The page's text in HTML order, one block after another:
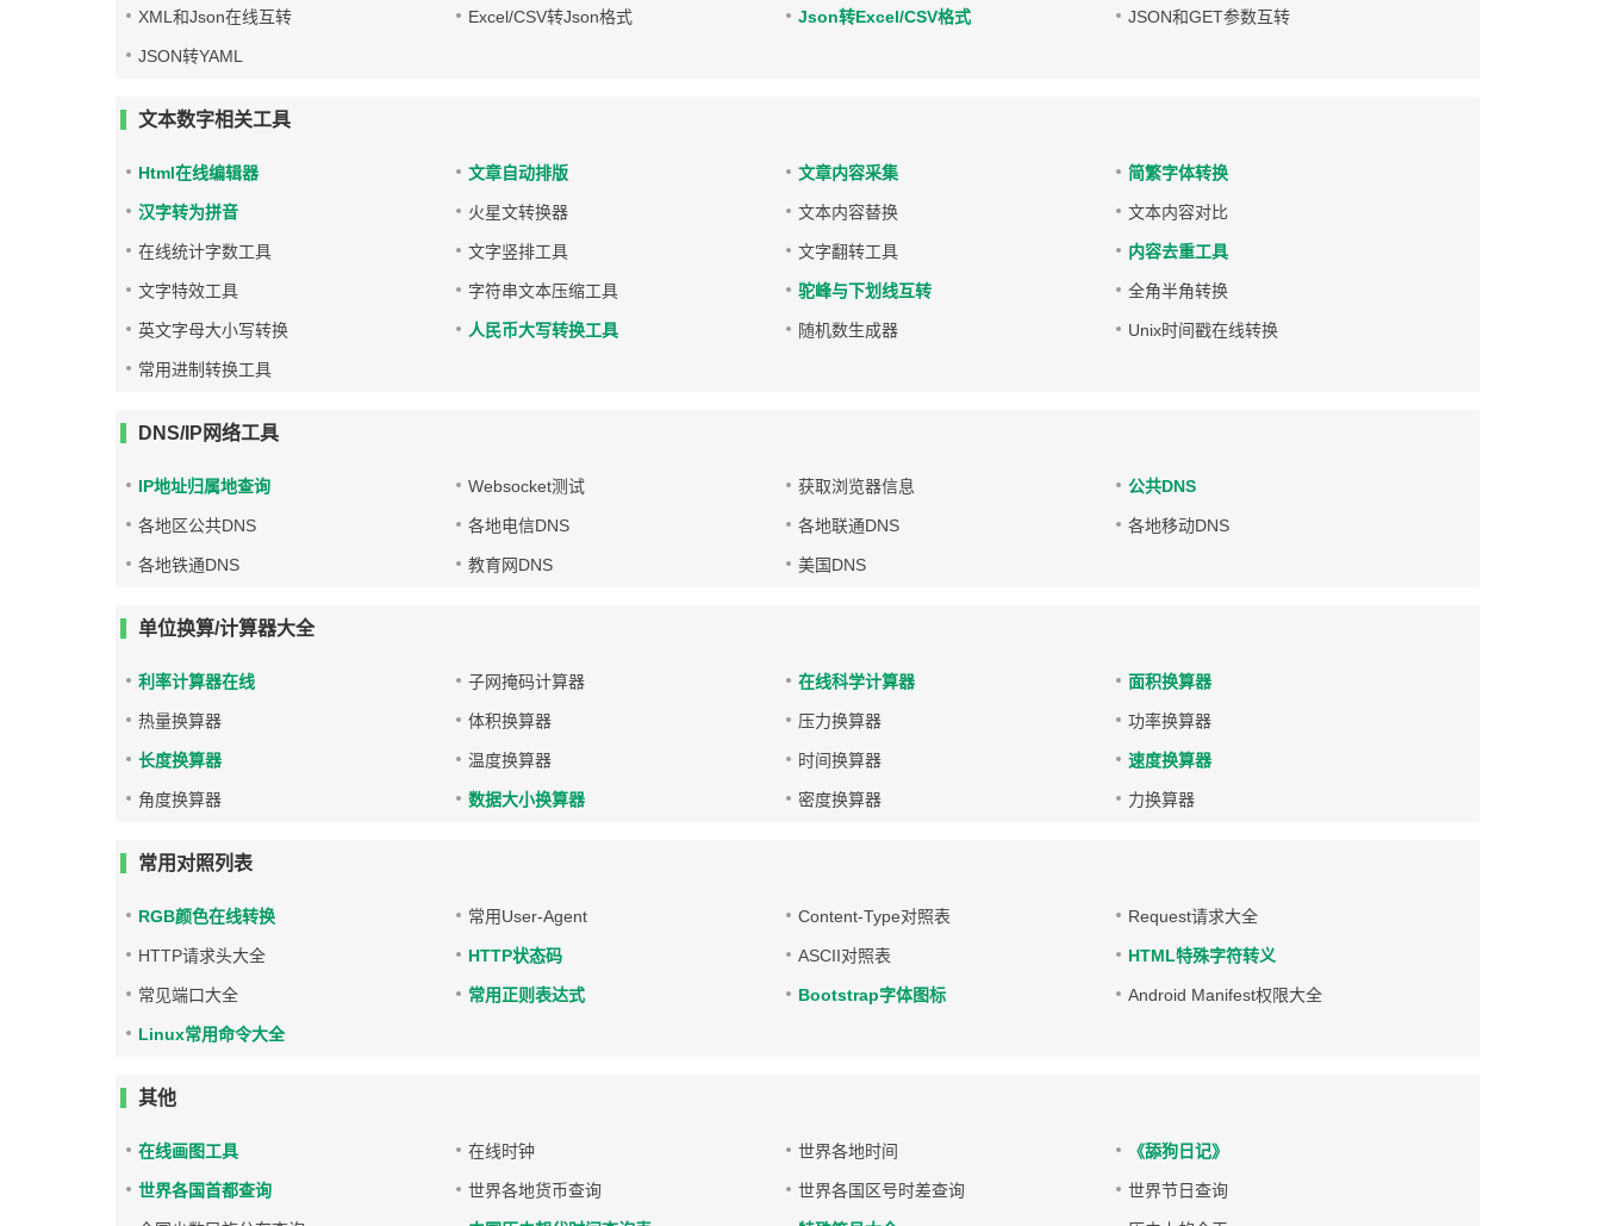
XML和Json在线互转 Excel/CSV转Json格式 Json转Excel/CSV格式 JSON和GET参数互转
JSON转YAML
文本数字相关工具
Html在线编辑器 文章自动排版 文章内容采集 简繁字体转换
汉字转为拼音 火星文转换器 文本内容替换 文本内容对比
在线统计字数工具 文字竖排工具 文字翻转工具 内容去重工具
文字特效工具 字符串文本压缩工具 驼峰与下划线互转 全角半角转换
英文字母大小写转换 人民币大写转换工具 随机数生成器 Unix时间戳在线转换
常用进制转换工具
DNS/IP网络工具
IP地址归属地查询 Websocket测试 获取浏览器信息 公共DNS
各地区公共DNS 各地电信DNS 各地联通DNS 各地移动DNS
各地铁通DNS 教育网DNS 美国DNS
单位换算/计算器大全
利率计算器在线 子网掩码计算器 在线科学计算器 面积换算器
热量换算器 体积换算器 压力换算器 功率换算器
长度换算器 温度换算器 时间换算器 速度换算器
角度换算器 数据大小换算器 密度换算器 力换算器
常用对照列表
RGB颜色在线转换 常用User-Agent Content-Type对照表 Request请求大全
HTTP请求头大全 HTTP状态码 ASCII对照表 HTML特殊字符转义
常见端口大全 常用正则表达式 Bootstrap字体图标 Android Manifest权限大全
Linux常用命令大全
其他
在线画图工具 在线时钟 世界各地时间 《舔狗日记》
世界各国首都查询 世界各地货币查询 世界各国区号时差查询 世界节日查询